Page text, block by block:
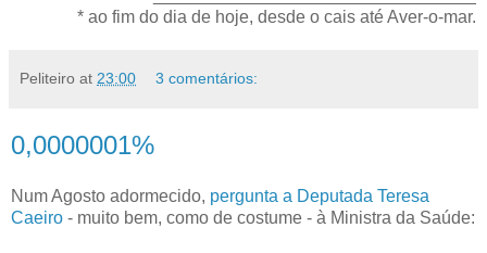
* ao fim do dia de hoje, desde o cais até Aver-o-mar.
Peliteiro at 23:00 3 comentários:
0,0000001%
Num Agosto adormecido, pergunta a Deputada Teresa
Caeiro - muito bem, como de costume - à Ministra da Saúde: